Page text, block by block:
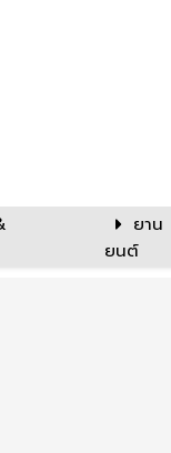
ยาน
ยนต์